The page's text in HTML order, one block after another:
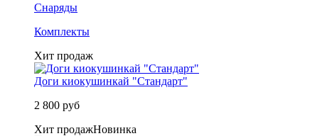
Снаряды
Комплекты
Хит продаж
Доги киокушинкай "Стандарт"
2 800 руб
Хит продажНовинка